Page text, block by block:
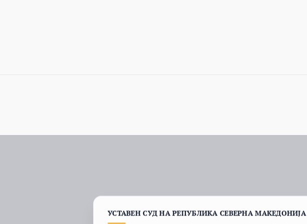
УСТАВЕН СУД НА РЕПУБЛИКА СЕВЕРНА МАКЕДОНИЈА